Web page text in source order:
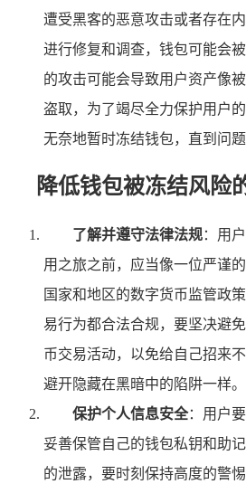
遭受黑客的恶意攻击或者存在
进行修复和调查，钱包可能会
的攻击可能会导致用户资产像
盗取，为了竭尽全力保护用户
无奈地暂时冻结钱包，直到问题
降低钱包被冻结风险
了解并遵守法律法规：用
用之旅之前，应当像一位严谨
国家和地区的数字货币监管政
易行为都合法合规，要坚决避
币交易活动，以免给自己招来
避开隐藏在黑暗中的陷阱一样。
保护个人信息安全：用户
妥善保管自己的钱包私钥和助
的泄露，要时刻保持高度的警